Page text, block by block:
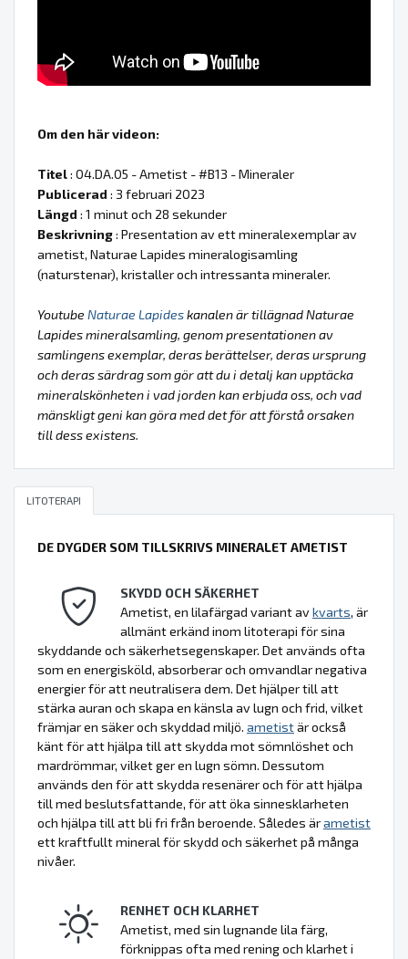
Om den här videon:
Titel: 04.DA.05 - Ametist - #B13 - Mineraler
Publicerad : 3 februari 2023
Längd : 1 minut och 28 sekunder
Beskrivning: Presentation av ett mineralexemplar av
ametist, Naturae Lapides mineralogisamling
(naturstenar), kristaller och intressanta mineraler.
Youtube Naturae Lapideskanalen är tillägnad Naturae
Lapides mineralsamling, genom presentationen av
samlingens exemplar, deras berättelser, deras ursprung
och deras särdrag som gör att du i detalj kan upptäcka
mineralskönheten i vad jorden kan erbjuda oss, och vad
mänskligt geni kan göra med det för att förstå orsaken
till dess existens.
LITOTERAPI
DE DYGDER SOM TILLSKRIVS MINERALET AMETIST
SKYDD OCH SÄKERHET
Ametist, en lilafärgad variant avkvarts, är
allmänt erkänd inom litoterapi för sina
skyddande och säkerhetsegenskaper. Det används ofta
som en energisköld, absorberar och omvandlar negativa
energier för att neutralisera dem. Det hjälper till att
stärka auran och skapa en känsla av lugn och frid, vilket
främjar en säker och skyddad miljö. ametistär också
känt för att hjälpa till att skydda mot sömnlöshet och
mardrömmar, vilket ger en lugn sömn. Dessutom
används den för att skydda resenärer och för att hjälpa
till med beslutsfattande, för att öka sinnesklarheten
och hjälpa till att bli fri från beroende. Således ärametist
ett kraftfullt mineral för skydd och säkerhet på många
nivåer.
RENHET OCH KLARHET
Ametist, med sin lugnande lila färg,
förknippas ofta med rening och klarhet i